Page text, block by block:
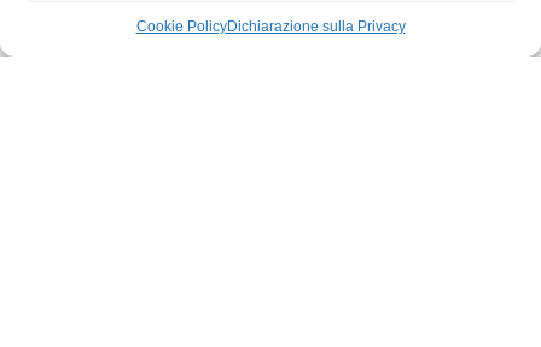
Cookie PolicyDichiarazione sulla Privacy